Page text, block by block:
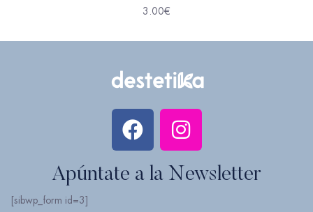
3.00€
Apúntate a la Newsletter
[sibwp_form id=3]